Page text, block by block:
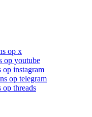
op x
op youtube
op instagram
op telegram
op threads